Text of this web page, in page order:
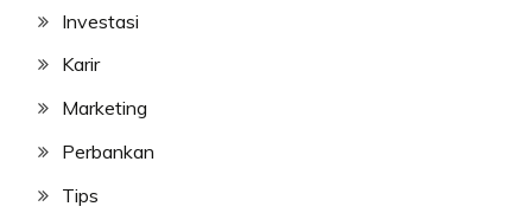
Investasi
Karir
Marketing
Perbankan
Tips